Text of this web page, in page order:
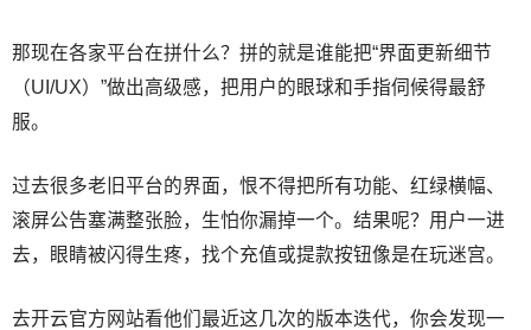
那现在各家平台在拼什么？拼的就是谁能把“界面更新细节
（UI/UX）”做出高级感，把用户的眼球和手指伺候得最舒
服。
过去很多老旧平台的界面，恨不得把所有功能、红绿横幅、
滚屏公告塞满整张脸，生怕你漏掉一个。结果呢？用户一进
去，眼睛被闪得生疼，找个充值或提款按钮像是在玩迷宫。
去开云官方网站看他们最近这几次的版本迭代，你会发现一